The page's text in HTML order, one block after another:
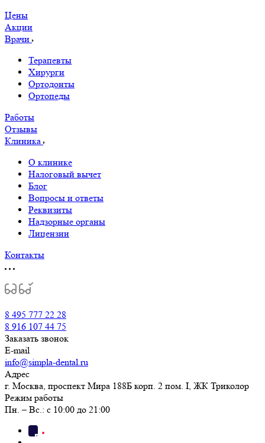
Цены
Акции
Врачи
Терапевты
Хирурги
Ортодонты
Ортопеды
Работы
Отзывы
Клиника
О клинике
Налоговый вычет
Блог
Вопросы и ответы
Реквизиты
Надзорные органы
Лицензии
Контакты
8 495 777 22 28
8 916 107 44 75
Заказать звонок
E-mail
info@simpla-dental.ru
Адрес
г. Москва, проспект Мира 188Б корп. 2 пом. I, ЖК Триколор
Режим работы
Пн. – Вс.: с 10:00 до 21:00